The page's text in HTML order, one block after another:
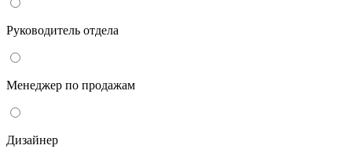
Руководитель отдела
Менеджер по продажам
Дизайнер